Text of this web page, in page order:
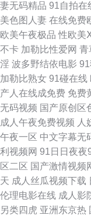
成人福利视频网 俺去射
免 夜色网址 草莓旧版
京热伊人 91传媒免费观
视频 人人干16p 91免费
福利社 91久久香蕉超碰
久久蜜桃网站 成人超碰
频导航 人人艹超碰 91熟
品午夜 91rp爆 91电影
妻无码精品 91自拍在
美色图人妻 在线免费
欧美午夜极品 性欧美
不卡 加勒比性爱网 青
淫 波多野结依电影
加勒比熟女 91碰在线
产人在线成免费 免费
无码视频 国产原创区
成人午夜免费视频 人
午夜一区 中文字幕无
利视频网 91日日夜夜
区二区 国产激情视频
天 成人丝瓜视频下载
伦理电影在线 成人影
另类四虎 亚洲东京热